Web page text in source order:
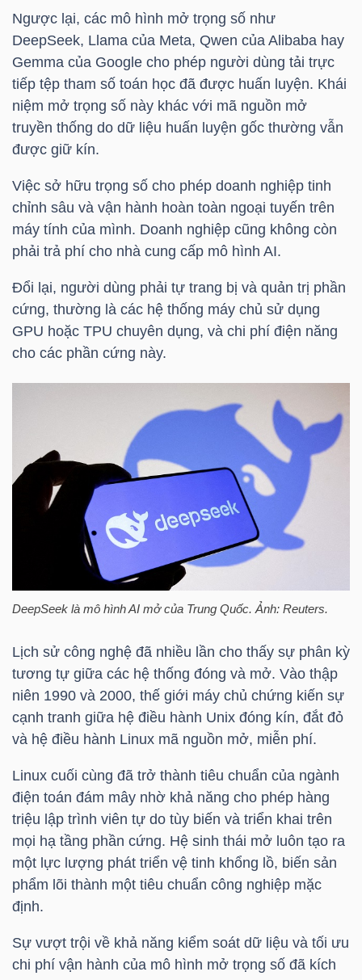
Ngược lại, các mô hình mở trọng số như
DeepSeek, Llama của Meta, Qwen của Alibaba hay
Gemma của Google cho phép người dùng tải trực
tiếp tệp tham số toán học đã được huấn luyện. Khái
niệm mở trọng số này khác với mã nguồn mở
truyền thống do dữ liệu huấn luyện gốc thường vẫn
được giữ kín.
Việc sở hữu trọng số cho phép doanh nghiệp tinh
chỉnh sâu và vận hành hoàn toàn ngoại tuyến trên
máy tính của mình. Doanh nghiệp cũng không còn
phải trả phí cho nhà cung cấp mô hình AI.
Đổi lại, người dùng phải tự trang bị và quản trị phần
cứng, thường là các hệ thống máy chủ sử dụng
GPU hoặc TPU chuyên dụng, và chi phí điện năng
cho các phần cứng này.
DeepSeek là mô hình AI mở của Trung Quốc. Ảnh: Reuters.
Lịch sử công nghệ đã nhiều lần cho thấy sự phân kỳ
tương tự giữa các hệ thống đóng và mở. Vào thập
niên 1990 và 2000, thế giới máy chủ chứng kiến sự
cạnh tranh giữa hệ điều hành Unix đóng kín, đắt đỏ
và hệ điều hành Linux mã nguồn mở, miễn phí.
Linux cuối cùng đã trở thành tiêu chuẩn của ngành
điện toán đám mây nhờ khả năng cho phép hàng
triệu lập trình viên tự do tùy biến và triển khai trên
mọi hạ tầng phần cứng. Hệ sinh thái mở luôn tạo ra
một lực lượng phát triển vệ tinh khổng lồ, biến sản
phẩm lõi thành một tiêu chuẩn công nghiệp mặc
định.
Sự vượt trội về khả năng kiểm soát dữ liệu và tối ưu
chi phí vận hành của mô hình mở trọng số đã kích
CÔNG
CỤ
ĐẦU
TƯ
TRUY
XUẤT
DỮ
Ngành
(-)
NĂNG
VẬT
LIỆU
CÔNG
NGHIỆP
KHÔNG
THIẾT